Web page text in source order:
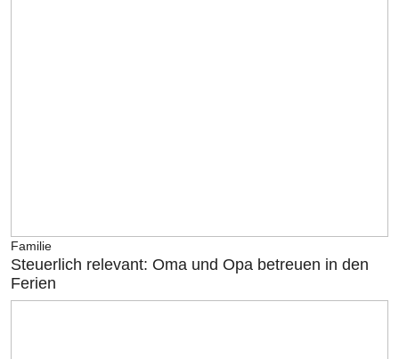
Familie
Steuerlich relevant: Oma und Opa betreuen in den
Ferien